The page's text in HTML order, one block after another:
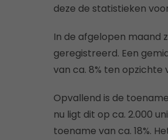
deze de statistieken
In de afgelopen maand
geregistreerd. Een
van ca. 8% ten
Opvallend is de
nu ligt dit op ca. 2.000
toename van ca. 18%.